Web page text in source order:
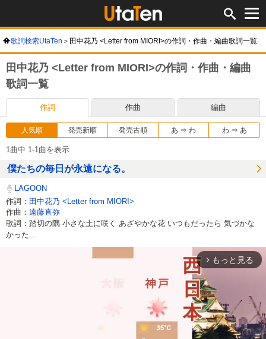
歌詞検索UtaTen 田中花乃 <Letter from MIORI>の作詞・作曲・編曲歌詞一覧
田中花乃 <Letter from MIORI>の作詞・作曲・編曲
歌詞一覧
作詞 作曲 編曲
人気順 発売新順 発売古順 あ ⇒ わ わ ⇒ あ
1曲中 1-1曲を表示
僕たちの毎日が永遠になる。
LAGOON
作詞： 田中花乃 <Letter from MIORI>
作曲： 遠藤直弥
歌詞：踏切の隅 小さな土に咲く あざやかな花 いつもだったら 気づかな
かった...
arrow_forward_ios もっと見る